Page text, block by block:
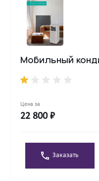
Мобильный
Цена за
22 800 ₽
Заказать